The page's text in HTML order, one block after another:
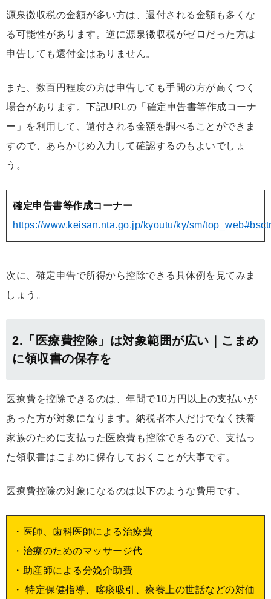
源泉徴収税の金額が多い方は、還付される金額も多くな
る可能性があります。逆に源泉徴収税がゼロだった方は
申告しても還付金はありません。
また、数百円程度の方は申告しても手間の方が高くつく
場合があります。下記URLの「確定申告書等作成コーナ
ー」を利用して、還付される金額を調べることができま
すので、あらかじめ入力して確認するのもよいでしょ
う。
確定申告書等作成コーナー
https://www.keisan.nta.go.jp/kyoutu/ky/sm/
次に、確定申告で所得から控除できる具体例を見てみま
しょう。
2.「医療費控除」は対象範囲が広い｜こまめ
に領収書の保存を
医療費を控除できるのは、年間で10万円以上の支払いが
あった方が対象になります。納税者本人だけでなく扶養
家族のために支払った医療費も控除できるので、支払っ
た領収書はこまめに保存しておくことが大事です。
医療費控除の対象になるのは以下のような費用です。
・医師、歯科医師による治療費
・治療のためのマッサージ代
・助産師による分娩介助費
・ 特定保健指導、喀痰吸引、療養上の世話などの対価